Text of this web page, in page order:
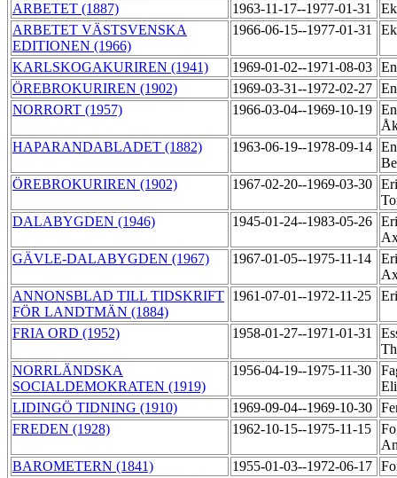
ARBETET (1887) 1963-11-17--1977-01-31
ARBETET VÄSTSVENSKA
EDITIONEN (1966)
1966-06-15--1977-01-31
KARLSKOGAKURIREN (1941) 1969-01-02--1971-08-03
ÖREBROKURIREN (1902)
1969-03-31--1972-02-27
NORRORT (1957)
1966-03-04--1969-10-19
HAPARANDABLADET (1882)
1963-06-19--1978-09-14
ÖREBROKURIREN (1902)
1967-02-20--1969-03-30
DALABYGDEN (1946)
1945-01-24--1983-05-26
GÄVLE-DALABYGDEN (1967)
1967-01-05--1975-11-14
ANNONSBLAD TILL TIDSKRIFT
FÖR LANDTMÄN (1884)
1961-07-01--1972-11-25
FRIA ORD (1952) 1958-01-27--1971-01-31
NORRLÄNDSKA
SOCIALDEMOKRATEN (1919)
1956-04-19--1975-11-30
LIDINGÖ TIDNING (1910)
1969-09-04--1969-10-30
FREDEN (1928)
1962-10-15--1975-11-15
BAROMETERN (1841)
1955-01-03--1972-06-17